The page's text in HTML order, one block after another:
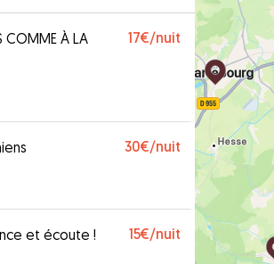
COMME À LA
17€/nuit
30€/nuit
et écoute ! 15€/nuit